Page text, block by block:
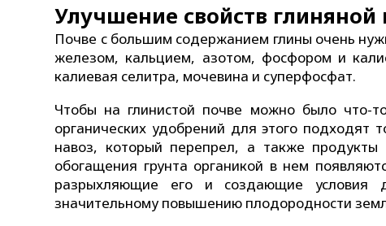
Улучшение свойств
Почве с большим содержанием глины очень
железом, кальцием, азотом, фосфором и
калиевая селитра, мочевина и суперфосфат.
Чтобы на глинистой почве можно было что-
органических удобрений для этого подходят
навоз, который перепрел, а также
обогащения грунта органикой в нем
разрыхляющие его и создающие условия
значительному повышению плодородности